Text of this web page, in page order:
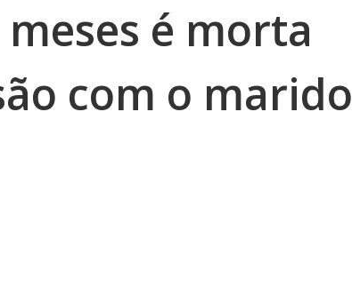
é morta
com o marido